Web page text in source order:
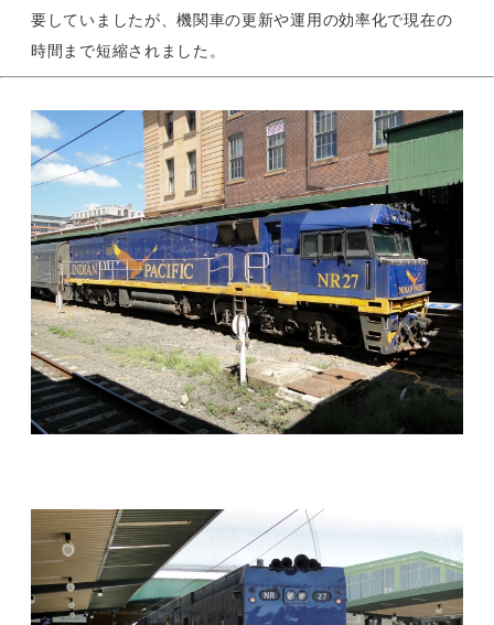
要していましたが、機関車の更新や運用の効率化で現在の
時間まで短縮されました。